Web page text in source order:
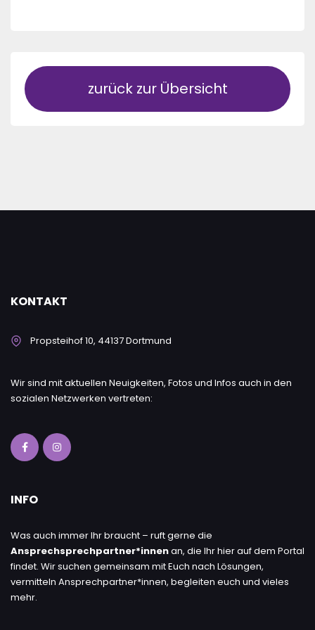
zurück zur Übersicht
KONTAKT
Propsteihof 10, 44137 Dortmund
Wir sind mit aktuellen Neuigkeiten, Fotos und Infos auch in den
sozialen Netzwerken vertreten:
INFO
Was auch immer Ihr braucht – ruft gerne die
Ansprechsprechpartner*innenan, die Ihr hier auf dem Portal
findet. Wir suchen gemeinsam mit Euch nach Lösungen,
vermitteln Ansprechpartner*innen, begleiten euch und vieles
mehr.